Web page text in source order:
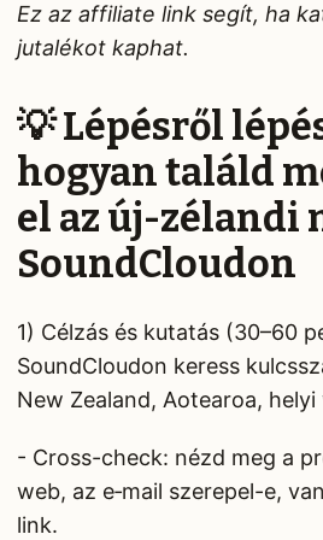
Ez az affiliate link segít, ha
jutalékot kaphat.
💡 Lépésről
hogyan találd
el az új-zélandi
SoundCloudon
1) Célzás és kutatás (30–60
SoundCloudon keress
New Zealand, Aotearoa,
- Cross-check: nézd meg a
web, az e‑mail szerepel-e,
link.